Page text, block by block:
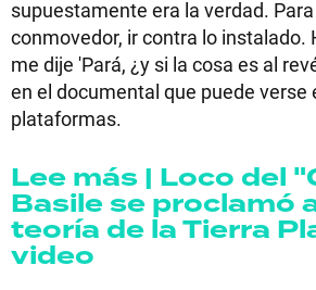
supuestamente era la verdad.
conmovedor, ir contra lo instalado.
me dije 'Pará, ¿y si la cosa es al
en el documental que puede verse
plataformas.
Lee más | Loco del
Basile se proclamó
teoría de la Tierra
video